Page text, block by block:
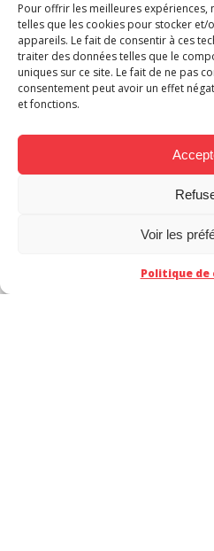
Pour offrir les meilleures
telles que les cookies pour stocker
appareils. Le fait de consentir à ces
traiter des données telles que le
uniques sur ce site. Le fait de ne pas
consentement peut avoir un effet
et fonctions.
Voir les
Politique de